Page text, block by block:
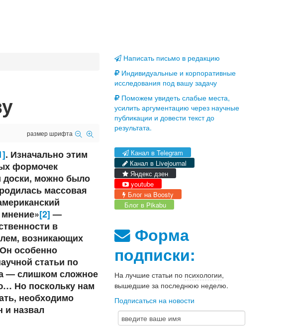
размер шрифта
. Изначально этим
формочек
доски, можно было
массовая
[2]—
в
возникающих
особенно
статьи по
— слишком сложное
Но поскольку нам
необходимо
и назвал
Написать письмо в редакцию
Индивидуальные и корпоративные
исследования под вашу задачу
Поможем увидеть слабые места,
усилить аргументацию через научные
публикации и довести текст до
результата.
Канал в Telegram
Канал в Livejournal
Яндекс дзен
youtube
Блог на Boosty
Блог в Pikabu
Форма
подписки:
На лучшие статьи по психологии,
вышедшие за последнюю неделю.
Подписаться на новости